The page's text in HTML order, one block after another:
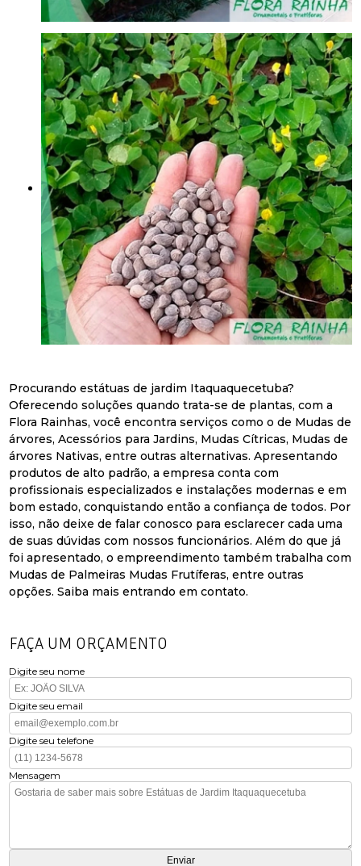
Procurando estátuas de jardim Itaquaquecetuba?
Oferecendo soluções quando trata-se de plantas, com a
Flora Rainhas, você encontra serviços como o de Mudas de
árvores, Acessórios para Jardins, Mudas Cítricas, Mudas de
árvores Nativas, entre outras alternativas. Apresentando
produtos de alto padrão, a empresa conta com
profissionais especializados e instalações modernas e em
bom estado, conquistando então a confiança de todos. Por
isso, não deixe de falar conosco para esclarecer cada uma
de suas dúvidas com nossos funcionários. Além do que já
foi apresentado, o empreendimento também trabalha com
Mudas de Palmeiras Mudas Frutíferas, entre outras
opções. Saiba mais entrando em contato.
FAÇA UM ORÇAMENTO
Digite seu nome
Digite seu email
Digite seu telefone
Mensagem